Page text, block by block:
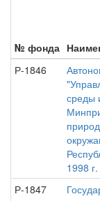
№ фонда
Р-1846
среды
1998
Р-1847